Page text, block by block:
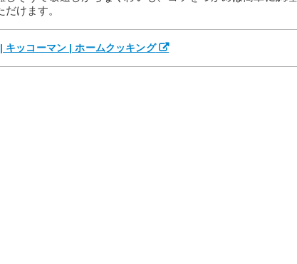
けます。
キッコーマン | ホームクッキング